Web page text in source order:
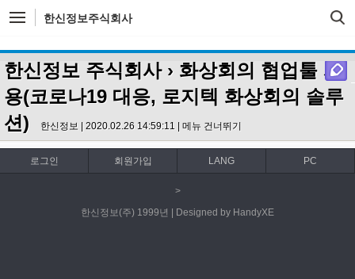
한신정보주식회사
한신정보 주식회사› 화상회의 협업툴 사
용(코로나19 대응, 로지텍 화상회의 솔루
션)
한신정보 | 2020.02.26 14:59:11 | 메뉴 건너뛰기
로그인 회원가입 LANG PC
>
한신정보(주) 1999년 | Designed by HandyXE